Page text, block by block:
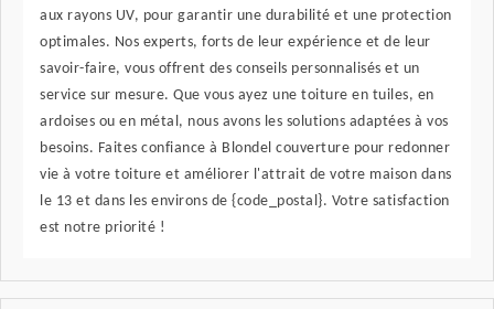
aux rayons UV, pour garantir une durabilité et une protection
optimales. Nos experts, forts de leur expérience et de leur
savoir-faire, vous offrent des conseils personnalisés et un
service sur mesure. Que vous ayez une toiture en tuiles, en
ardoises ou en métal, nous avons les solutions adaptées à vos
besoins. Faites confiance à Blondel couverture pour redonner
vie à votre toiture et améliorer l'attrait de votre maison dans
le 13 et dans les environs de {code_postal}. Votre satisfaction
est notre priorité !